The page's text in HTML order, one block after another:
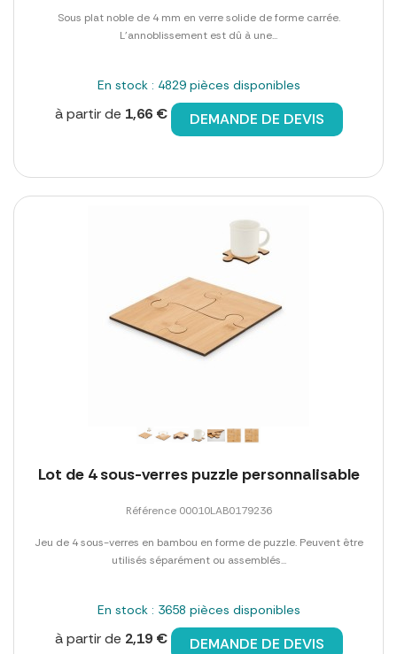
Sous plat noble de 4 mm en verre solide de forme carrée.
L'annoblissement est dû à une...
En stock : 4829 pièces disponibles
à partir de 1,66 € DEMANDE DE DEVIS
Lot de 4 sous-verres puzzle personnalisable
Référence 00010LAB0179236
Jeu de 4 sous-verres en bambou en forme de puzzle. Peuvent être
utilisés séparément ou assemblés...
En stock : 3658 pièces disponibles
à partir de 2,19 € DEMANDE DE DEVIS